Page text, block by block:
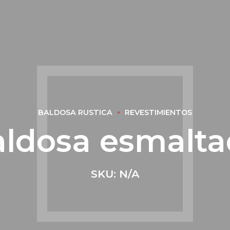
BALDOSA RUSTICA REVESTIMIENTOS
SKU: N/A